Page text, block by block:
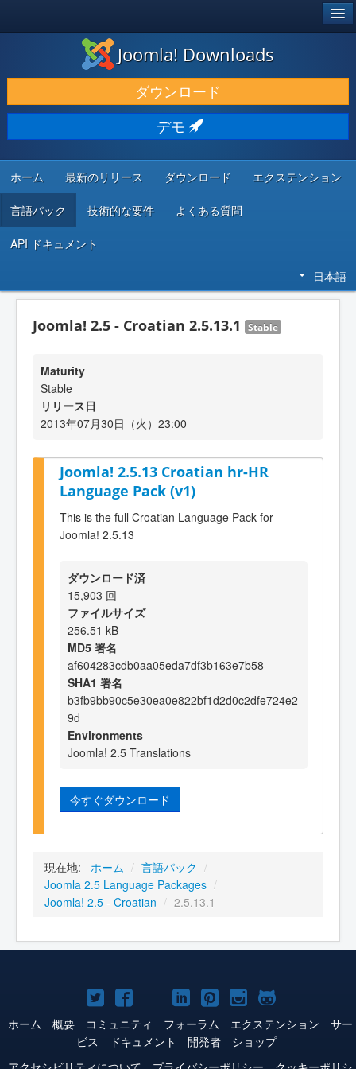
ダウンロードと機能拡張
発見と学び
コミュニティとサポート
開発者向けリソース
Joomla! Downloads
ダウンロード
デモ
ホーム 最新のリリース ダウンロード エクステンション
言語パック 技術的な要件 よくある質問
API ドキュメント
日本語
Joomla! 2.5 - Croatian 2.5.13.1 Stable
Maturity
Stable
リリース日
2013年07月30日（火）23:00
Joomla! 2.5.13 Croatian hr-HR
Language Pack (v1)
This is the full Croatian Language Pack for
Joomla! 2.5.13
ダウンロード済
15,903 回
ファイルサイズ
256.51 kB
MD5 署名
af604283cdb0aa05eda7df3b163e7b58
SHA1 署名
b3fb9bb90c5e30ea0e822bf1d2d0c2dfe724e2
9d
Environments
Joomla! 2.5 Translations
今すぐダウンロード
現在地: ホーム / 言語パック /
Joomla 2.5 Language Packages /
Joomla! 2.5 - Croatian / 2.5.13.1
Joomla!
Twitter
Joomla!
Facebook
Joomla!
YouTube
Joomla!
LinkedIn
Joomla!
Pinterest
Joomla!
Instagram
Joomla!
GitHub
ホーム 概要 コミュニティ フォーラム エクステンション
サー
ビス
ドキュメント 開発者
ショップ